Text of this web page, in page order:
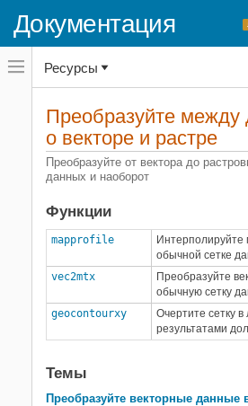
Документация
Переключатель
навигационного
меню
переключатель
навигационного
Mapping Toolbox
Анализ данных
Категория
Растровые данные
Преобразуйте между данными о
Анализ данных ландшафта
Ресурсы
Преобразуйте
о векторе и растре
Преобразуйте от вектора до
данных и наоборот
Функции
mapprofile
обычной сетке
vec2mtx
Преобразуйте
обычную сетку
geocontourxy
Очертите сетку
результатами
Темы
Преобразуйте векторные